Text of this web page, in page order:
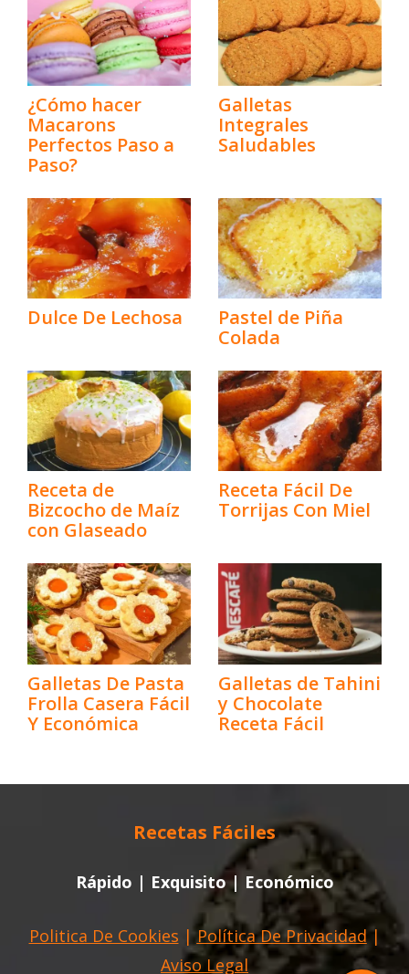
¿Cómo hacer
Macarons
Perfectos Paso a
Paso?
Galletas
Integrales
Saludables
Dulce De Lechosa
Pastel de Piña
Colada
Receta de
Bizcocho de Maíz
con Glaseado
Receta Fácil De
Torrijas Con Miel
Galletas De Pasta
Frolla Casera Fácil
Y Económica
Galletas de Tahini
y Chocolate
Receta Fácil
Recetas Fáciles
Rápido | Exquisito | Económico
Politica De Cookies |Política De Privacidad |
Aviso Legal